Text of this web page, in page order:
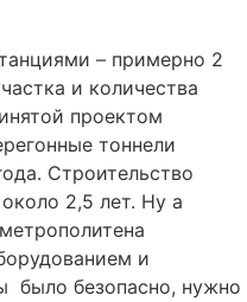
– примерно 2
и количества
проектом
тоннели
Строительство
2,5 лет. Ну а
и
было безопасно, нужно